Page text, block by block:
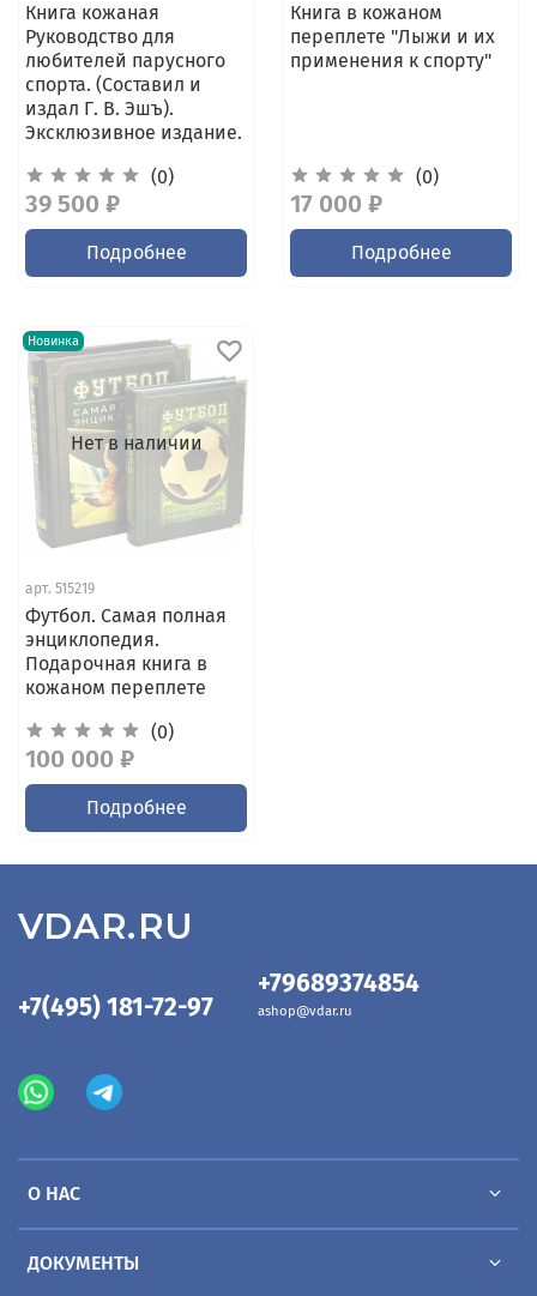
Книга кожаная
Руководство для
любителей парусного
спорта. (Составил и
издал Г. В. Эшъ).
Эксклюзивное издание.
(0)
39 500 ₽
Подробнее
Книга в кожаном
переплете "Лыжи и их
применения к спорту"
(0)
17 000 ₽
Подробнее
Нет в наличии
Новинка
арт. 515219
Футбол. Самая полная
энциклопедия.
Подарочная книга в
кожаном переплете
(0)
100 000 ₽
Подробнее
О НАС
ДОКУМЕНТЫ
+7(495) 181-72-97
+79689374854
ashop@vdar.ru
VDAR.RU